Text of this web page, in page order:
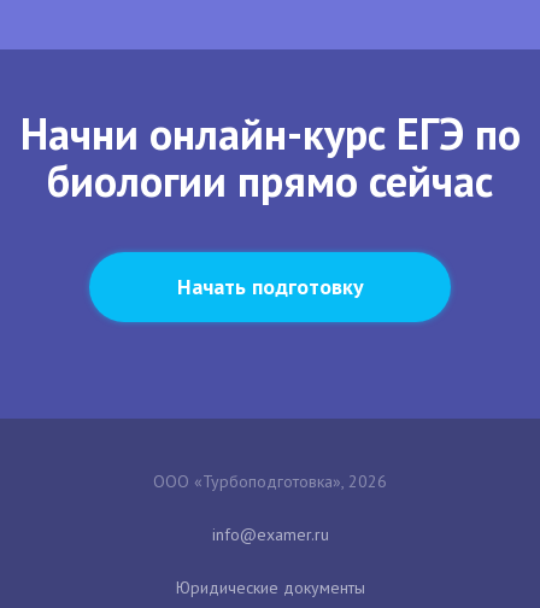
Начни онлайн-курс ЕГЭ по
биологии прямо сейчас
Начать подготовку
ООО «Турбоподготовка», 2026
Юридические документы